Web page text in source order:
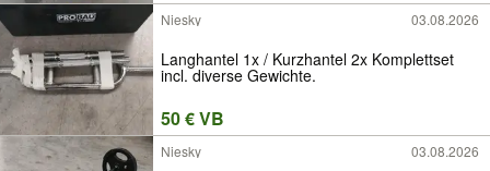
Niesky 03.08.2026
Langhantel 1x / Kurzhantel 2x Komplettset
incl. diverse Gewichte.
50 € VB
Niesky 03.08.2026